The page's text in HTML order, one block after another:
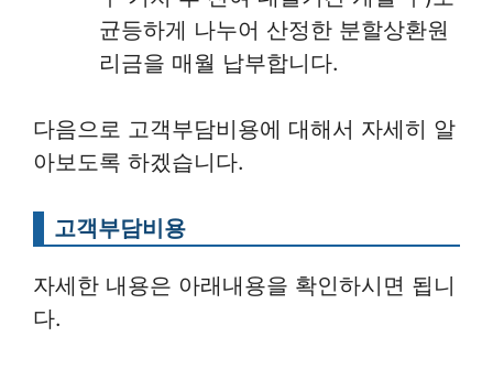
균등하게 나누어 산정한 분할상환원
리금을 매월 납부합니다.
다음으로 고객부담비용에 대해서 자세히 알
아보도록 하겠습니다.
고객부담비용
자세한 내용은 아래내용을 확인하시면 됩니
다.